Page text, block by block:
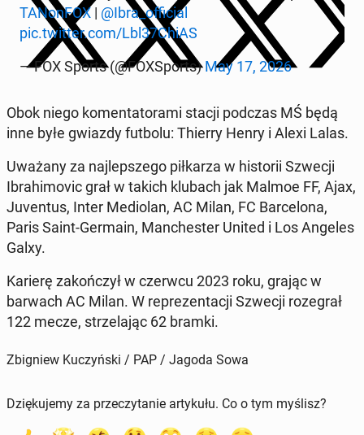
TANon­FOX | @Ibra_of­fi­cial
pic.twitter.com/Lbl37ChiAS
— FOX Sports (@FOXS­ports)May 17, 2026
Obok niego ko­men­ta­tora­mi stacji podczas MŚ będą
inne byłe gwiazdy futbolu: Thierry Henry i Alexi Lalas.
Uważany za na­jlep­szego piłkarza w his­torii Szwecji
Ibrahi­movic grał w takich klubach jak Malmoe FF, Ajax,
Ju­ven­tus, Inter Medi­olan, AC Milan, FC Barcelona,
Paris Saint-Germain, Man­ches­ter United i Los Angeles
Galxy.
Karierę za­kończył w czerwcu 2023 roku, grając w
barwach AC Milan. W reprezen­tacji Szwecji roze­grał
122 mecze, strze­la­jąc 62 bramki.
Zbigniew Kuczyński / PAP / Jagoda Sowa
Dziękujemy za przeczytanie artykułu. Co o tym myślisz?